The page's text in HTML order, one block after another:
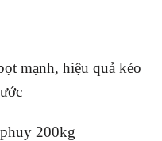
mạnh, hiệu quả kéo
200kg